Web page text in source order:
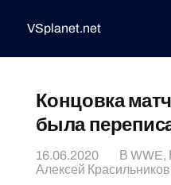
VSplanet.net
Концовка
была
16.06.2020 В WWE,
Алексей Красильников